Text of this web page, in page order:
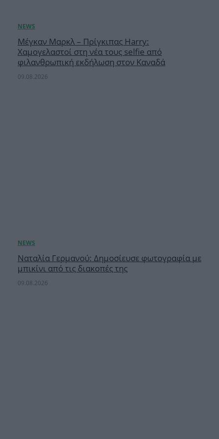
Μέγκαν Μαρκλ – Πρίγκιπας Harry:
Χαμογελαστοί στη νέα τους selfie από
φιλανθρωπική εκδήλωση στον Καναδά
09.08.2026
Ναταλία Γερμανού: Δημοσίευσε φωτογραφία με
μπικίνι από τις διακοπές της
09.08.2026